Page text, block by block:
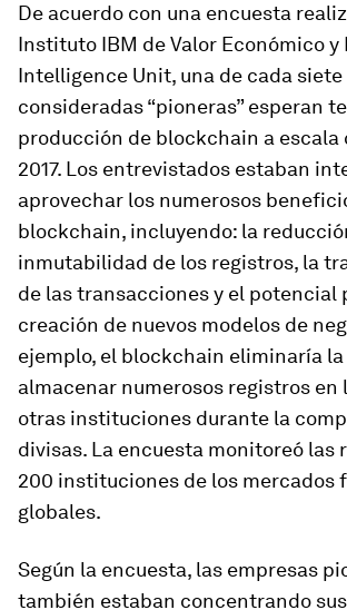
De acuerdo con una encuesta
Instituto IBM de Valor Económico y
Intelligence Unit, una de cada
consideradas “pioneras” esperan
producción de blockchain a escala
2017. Los entrevistados estaban
aprovechar los numerosos
blockchain, incluyendo: la
inmutabilidad de los registros, la
de las transacciones y el potencial
creación de nuevos modelos de
ejemplo, el blockchain eliminaría
almacenar numerosos registros en
otras instituciones durante la
divisas. La encuesta monitoreó las
200 instituciones de los mercados
globales.
Según la encuesta, las empresas
también estaban concentrando